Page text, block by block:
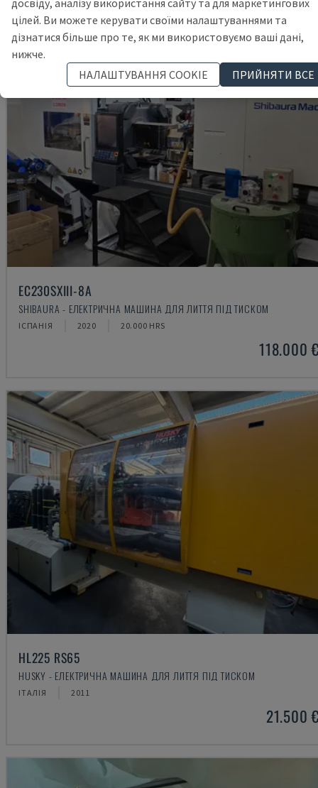
EC230SXIII-8A
SHIBAURA - ЕЛЕКТРИЧНА МАШИНА ДЛЯ ЛИТТЯ ПІД ТИСКОМ
ІСПАНІЯ 2020 20.000 HRS
118.000
HL225 RS65
HUSKY - ЕЛЕКТРИЧНА МАШИНА ДЛЯ ЛИТТЯ ПІД ТИСКОМ
ІТАЛІЯ 2011
21.500
цілей. Ви можете керувати своїми налаштуваннями та
дізнатися більше про те, як ми використовуємо ваші дані,
нижче.
НАЛАШТУВАННЯ COOKIE
ПРИЙНЯТИ ВСЕ